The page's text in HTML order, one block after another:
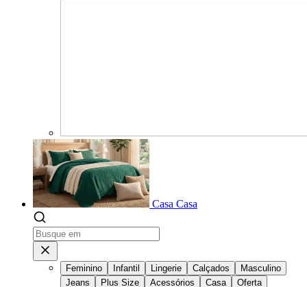
Casa Casa
Feminino Infantil Lingerie Calçados
Masculino
Jeans
Plus Size Acessórios Casa Oferta